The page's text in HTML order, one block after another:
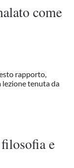
come
rapporto,
tenuta da
e